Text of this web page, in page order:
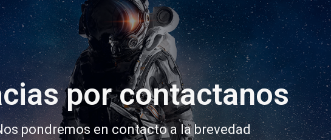
por contactanos
pondremos en contacto a la brevedad